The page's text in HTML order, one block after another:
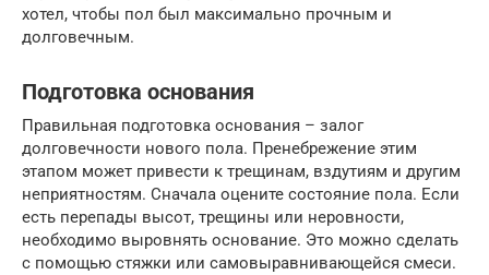
хотел, чтобы пол был максимально прочным и
долговечным.
Подготовка основания
Правильная подготовка основания – залог
долговечности нового пола. Пренебрежение этим
этапом может привести к трещинам, вздутиям и другим
неприятностям. Сначала оцените состояние пола. Если
есть перепады высот, трещины или неровности,
необходимо выровнять основание. Это можно сделать
с помощью стяжки или самовыравнивающейся смеси.